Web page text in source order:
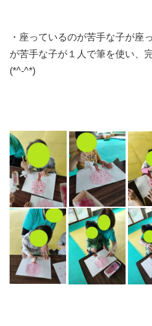
・座っているのが苦手な子が座
が苦手な子が１人で筆を使い、
(*^-^*)